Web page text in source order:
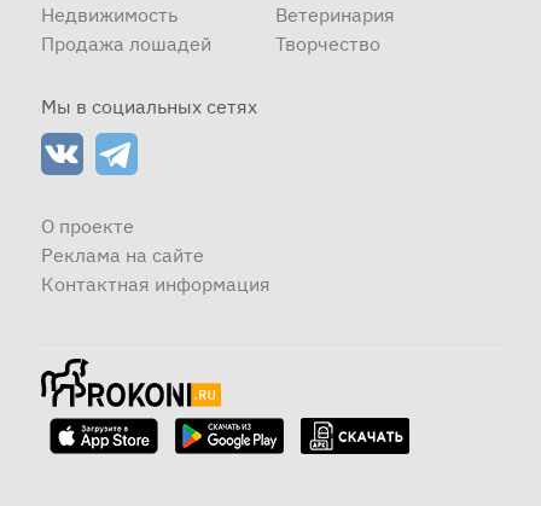
Недвижимость
Продажа лошадей
Ветеринария
Творчество
Мы в социальных сетях
О проекте
Реклама на сайте
Контактная информация